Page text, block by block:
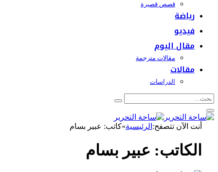
قصص قصيرة
رياضة
فيديو
مقال اليوم
مقالات مترجمة
مقالات
الدراسات
أنت الآن تتصفح:الرئيسية»كاتب: عبير بسام
الكاتب: عبير بسام